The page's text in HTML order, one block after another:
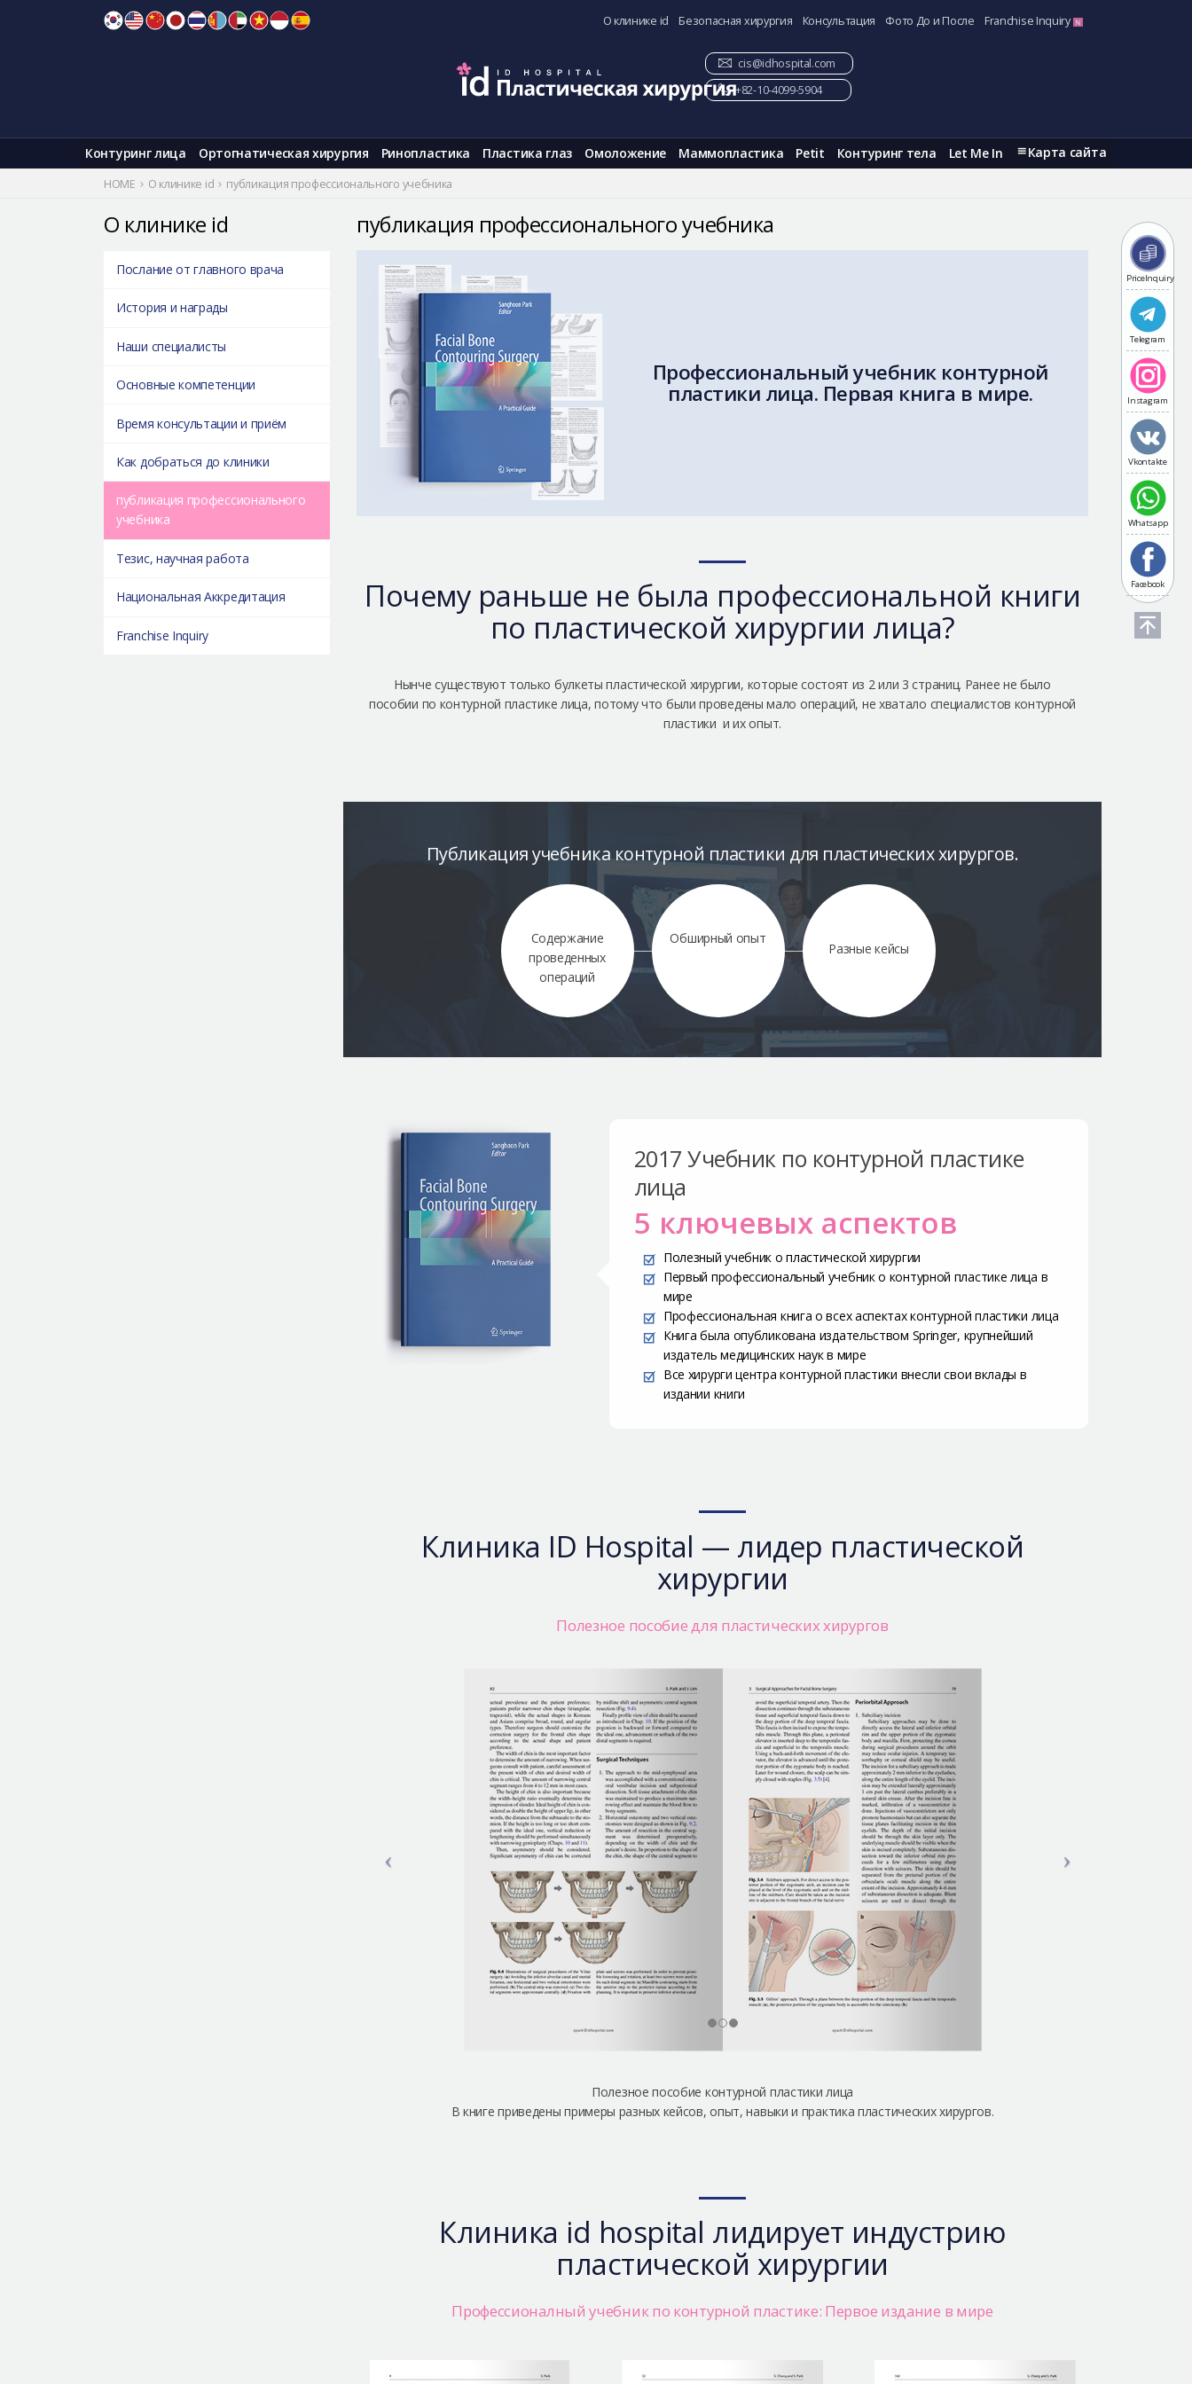
О клинике id Безопасная хирургия Консультация Фото До и После Franchise Inquiry
Контуринг лица Ортогнатическая хирургия Ринопластика Пластика глаз Омоложение Маммопластика Petit Контуринг тела Let Me In Карта сайта
cis@idhospital.com
+82-10-4099-5904
PriceInquiry
Telegram
Instagram
Vkontakte
Whatsapp
Facebook
HOME О клинике id публикация профессионального учебника
публикация профессионального учебника
Профессиональный учебник контурной
пластики лица. Первая книга в мире.
Почему раньше не была профессиональной книги
по пластической хирургии лица?
Нынче существуют только булкеты пластической хирургии, которые состоят из 2 или 3 страниц. Ранее не было
пособии по контурной пластике лица, потому что были проведены мало операций, не хватало специалистов контурной
пластики и их опыт.
Публикация учебника контурной пластики для пластических хирургов.
Содержание
проведенных
операций
Обширный опыт
Разные кейсы
2017 Учебник по контурной пластике
лица
5 ключевых аспектов
Полезный учебник о пластической хирургии
Первый профессиональный учебник о контурной пластике лица в
мире
Профессиональная книга о всех аспектах контурной пластики лица
Книга была опубликована издательством Springer, крупнейший
издатель медицинских наук в мире
Все хирурги центра контурной пластики внесли свои вклады в
издании книги
Клиника ID Hospital — лидер пластической
хирургии
Полезное пособие для пластических хирургов
Полезное пособие контурной пластики лица
В книге приведены примеры разных кейсов, опыт, навыки и практика пластических хирургов.
Клиника id hospital лидирует индустрию
пластической хирургии
Профессионалный учебник по контурной пластике: Первое издание в мире
О клинике id
Послание от главного врача
История и награды
Наши специалисты
Основные компетенции
Время консультации и приём
Как добраться до клиники
публикация профессионального
учебника
Тезис, научная работа
Национальная Аккредитация
Franchise Inquiry